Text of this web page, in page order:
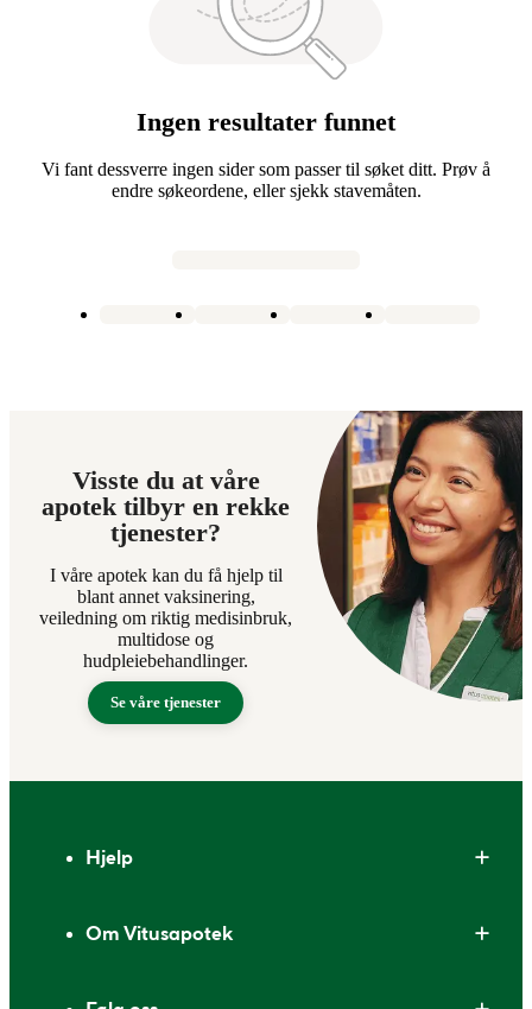
Ingen resultater funnet
Vi fant dessverre ingen sider som passer til søket ditt. Prøv å
endre søkeordene, eller sjekk stavemåten.
Visste du at våre
apotek tilbyr en rekke
tjenester?
I våre apotek kan du få hjelp til
blant annet vaksinering,
veiledning om riktig medisinbruk,
multidose og
hudpleiebehandlinger.
Se våre tjenester
Hjelp
Om Vitusapotek